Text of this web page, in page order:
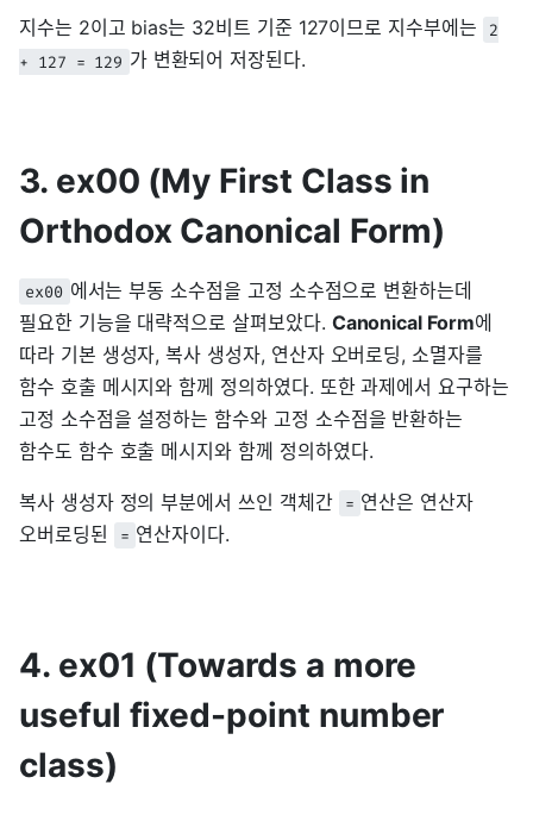
지수는 2이고 bias는 32비트 기준 127이므로 지수부에는
2
+ 127 = 129 가 변환되어 저장된다.
3. ex00 (My First Class in
Orthodox Canonical Form)
ex00 에서는 부동 소수점을 고정 소수점으로 변환하는데
필요한 기능을 대략적으로 살펴보았다. Canonical Form에
따라 기본 생성자, 복사 생성자, 연산자 오버로딩, 소멸자를
함수 호출 메시지와 함께 정의하였다. 또한 과제에서 요구하는
고정 소수점을 설정하는 함수와 고정 소수점을 반환하는
함수도 함수 호출 메시지와 함께 정의하였다.
복사 생성자 정의 부분에서 쓰인 객체간 = 연산은 연산자
오버로딩된
= 연산자이다.
4. ex01 (Towards a more
useful fixed-point number
class)